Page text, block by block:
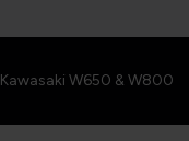
Kawasaki W650 & W800